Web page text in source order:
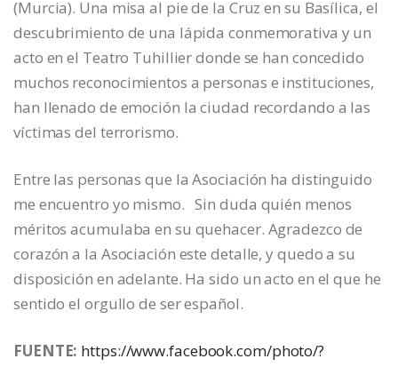
(Murcia). Una misa al pie de la Cruz en su Basílica, el
descubrimiento de una lápida conmemorativa y un
acto en el Teatro Tuhillier donde se han concedido
muchos reconocimientos a personas e instituciones,
han llenado de emoción la ciudad recordando a las
víctimas del terrorismo.
Entre las personas que la Asociación ha distinguido
me encuentro yo mismo. Sin duda quién menos
méritos acumulaba en su quehacer. Agradezco de
corazón a la Asociación este detalle, y quedo a su
disposición en adelante. Ha sido un acto en el que he
sentido el orgullo de ser español.
FUENTE: https://www.facebook.com/photo/?